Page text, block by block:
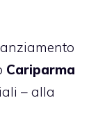
Cariparma
– alla